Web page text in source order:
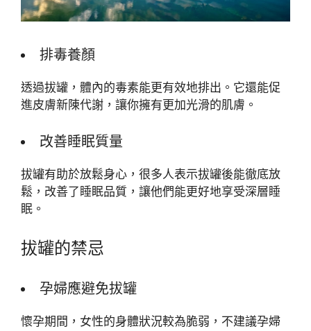
排毒養顏
透過拔罐，體內的毒素能更有效地排出。它還能促
進皮膚新陳代謝，讓你擁有更加光滑的肌膚。
改善睡眠質量
拔罐有助於放鬆身心，很多人表示拔罐後能徹底放
鬆，改善了睡眠品質，讓他們能更好地享受深層睡
眠。
拔罐的禁忌
孕婦應避免拔罐
懷孕期間，女性的身體狀況較為脆弱，不建議孕婦